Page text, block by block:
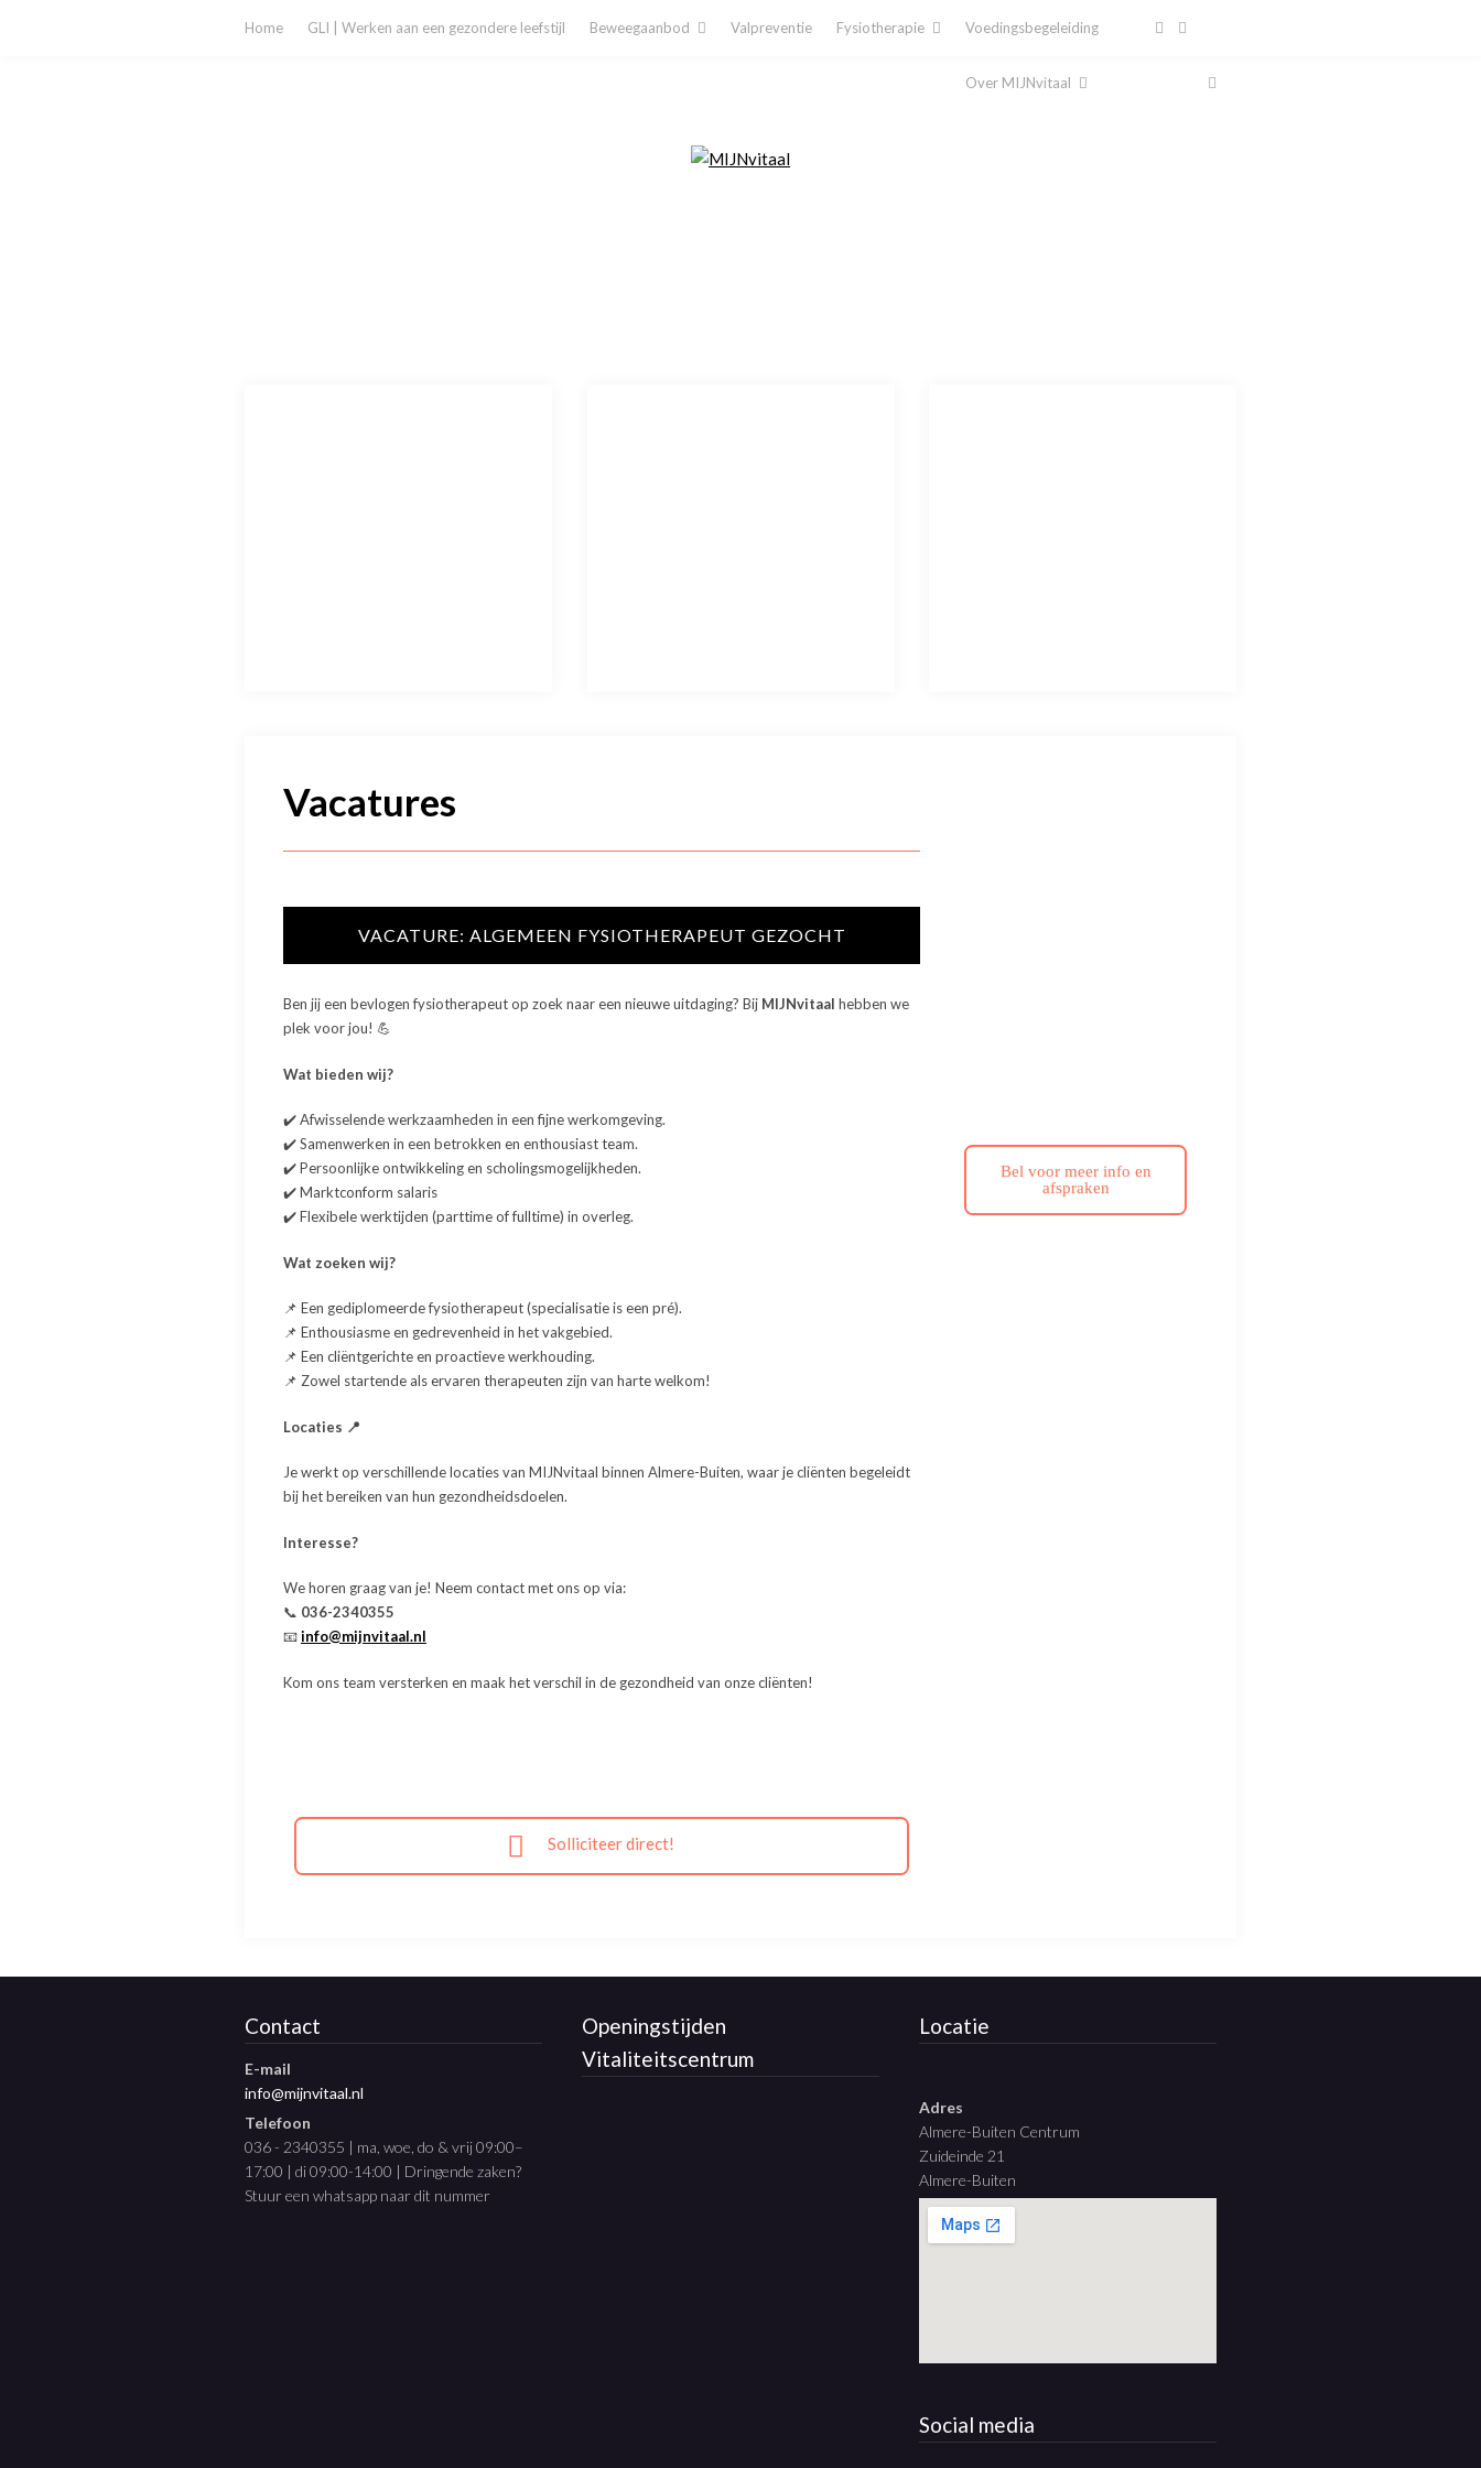
Home GLI | Werken aan een gezondere leefstijl Beweegaanbod Valpreventie Fysiotherapie Voedingsbegeleiding
Over MIJNvitaal
Vacatures
VACATURE: ALGEMEEN FYSIOTHERAPEUT GEZOCHT
Ben jij een bevlogen fysiotherapeut op zoek naar een nieuwe uitdaging? Bij MIJNvitaal hebben we
plek voor jou! 💪
Wat bieden wij?
✔️ Afwisselende werkzaamheden in een fijne werkomgeving.
✔️ Samenwerken in een betrokken en enthousiast team.
✔️ Persoonlijke ontwikkeling en scholingsmogelijkheden.
✔️ Marktconform salaris
✔️ Flexibele werktijden (parttime of fulltime) in overleg.
Wat zoeken wij?
📌 Een gediplomeerde fysiotherapeut (specialisatie is een pré).
📌 Enthousiasme en gedrevenheid in het vakgebied.
📌 Een cliëntgerichte en proactieve werkhouding.
📌 Zowel startende als ervaren therapeuten zijn van harte welkom!
Locaties 📍
Je werkt op verschillende locaties van MIJNvitaal binnen Almere-Buiten, waar je cliënten begeleidt
bij het bereiken van hun gezondheidsdoelen.
Interesse?
We horen graag van je! Neem contact met ons op via:
📞 036-2340355
📧info@mijnvitaal.nl
Kom ons team versterken en maak het verschil in de gezondheid van onze cliënten!
Solliciteer direct!
Bel voor meer info en
afspraken
Contact
E-mail
info@mijnvitaal.nl
Telefoon
036 - 2340355 | ma, woe, do & vrij 09:00–
17:00 | di 09:00-14:00 | Dringende zaken?
Stuur een whatsapp naar dit nummer
Openingstijden
Vitaliteitscentrum
Locatie
Adres
Almere-Buiten Centrum
Zuideinde 21
Almere-Buiten
Social media